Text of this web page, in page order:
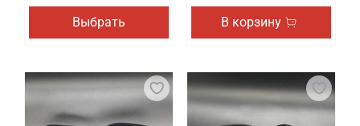
Выбрать В корзину